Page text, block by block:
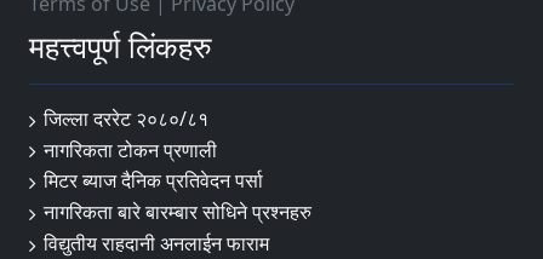
महत्त्वपूर्ण लिंकहरु
जिल्ला दररेट २०८०/८१
नागरिकता टोकन प्रणाली
मिटर ब्याज दैनिक प्रतिवेदन पर्सा
नागरिकता बारे बारम्बार सोधिने प्रश्नहरु
विद्युतीय राहदानी अनलाईन फाराम